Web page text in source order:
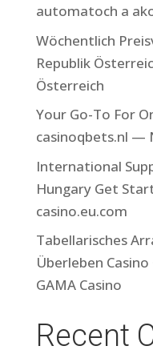
automatoch a
Wöchentlich
Republik
Österreich
Your Go-To For
casinoqbets.nl —
International
Hungary Get
casino.eu.com
Tabellarisches
Überleben
GAMA Casino
Recent